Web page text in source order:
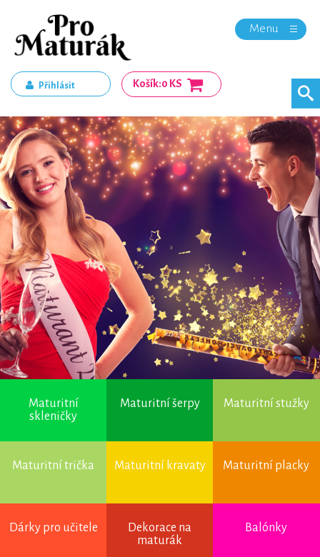
Menu
Přihlásit Košík:0 KS
Maturitní
skleničky
Maturitní šerpy Maturitní stužky
Maturitní trička Maturitní kravaty Maturitní placky
Dárky pro učitele
Dekorace na
maturák
Balónky